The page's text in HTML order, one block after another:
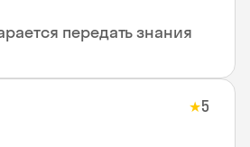
передать знания
★5